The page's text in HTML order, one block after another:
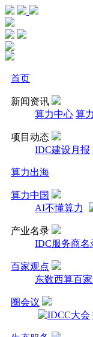
首页
新闻资讯
算力中心 算
项目动态
IDC建设月报
算力出海
算力中国
AI不懂算力
产业名录
IDC服务商名
百家观点
东数西算百
圈会议